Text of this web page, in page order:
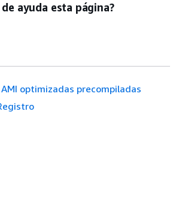
ayuda esta página?
AMI optimizadas precompiladas